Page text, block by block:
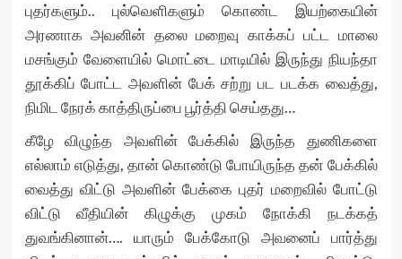
புதர்களும்.. புல்வெளிகளும் கொண்ட இயற்கையின்
அரணாக அவனின் தலை மறைவு காக்கப் பட்ட மாலை
மசங்கும் வேளையில் மொட்டை மாடியில் இருந்து நியந்தா
தூக்கிப் போட்ட அவளின் பேக் சற்று பட படக்க வைத்து,
நிமிட நேரக் காத்திருப்பை பூர்த்தி செய்தது…
கீழே விழுந்த அவளின் பேக்கில் இருந்த துணிகளை
எல்லாம் எடுத்து, தான் கொண்டு போயிருந்த தன் பேக்கில்
வைத்து விட்டு அவளின் பேக்கை புதர் மறைவில் போட்டு
விட்டு வீதியின் கிழுக்கு முகம் நோக்கி நடக்கத்
துவங்கினான்…. யாரும் பேக்கோடு அவனைப் பார்த்து